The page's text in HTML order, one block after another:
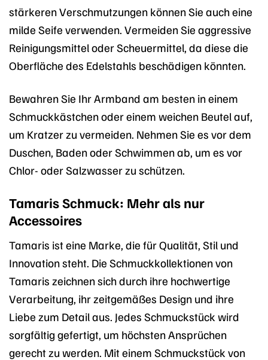
stärkeren Verschmutzungen können Sie auch eine
milde Seife verwenden. Vermeiden Sie aggressive
Reinigungsmittel oder Scheuermittel, da diese die
Oberfläche des Edelstahls beschädigen könnten.
Bewahren Sie Ihr Armband am besten in einem
Schmuckkästchen oder einem weichen Beutel auf,
um Kratzer zu vermeiden. Nehmen Sie es vor dem
Duschen, Baden oder Schwimmen ab, um es vor
Chlor- oder Salzwasser zu schützen.
Tamaris Schmuck: Mehr als nur
Accessoires
Tamaris ist eine Marke, die für Qualität, Stil und
Innovation steht. Die Schmuckkollektionen von
Tamaris zeichnen sich durch ihre hochwertige
Verarbeitung, ihr zeitgemäßes Design und ihre
Liebe zum Detail aus. Jedes Schmuckstück wird
sorgfältig gefertigt, um höchsten Ansprüchen
gerecht zu werden. Mit einem Schmuckstück von